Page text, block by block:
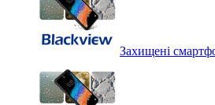
Захищені